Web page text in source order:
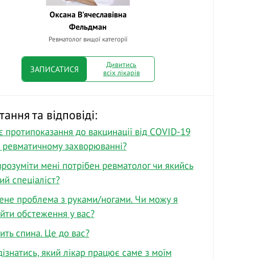
Оксана В'ячеславівна
Фельдман
Ревматолог вищої категорії
ЗАПИСАТИСЯ
Дивитись
всіх лікарів
та відповіді:
протипоказання до вакцинації від COVID-19
захворюванні?
мені потрібен ревматолог чи якийсь
спеціаліст?
проблема з руками/ногами. Чи можу я
обстеження у вас?
спина. Це до вас?
який лікар працює саме з моїм